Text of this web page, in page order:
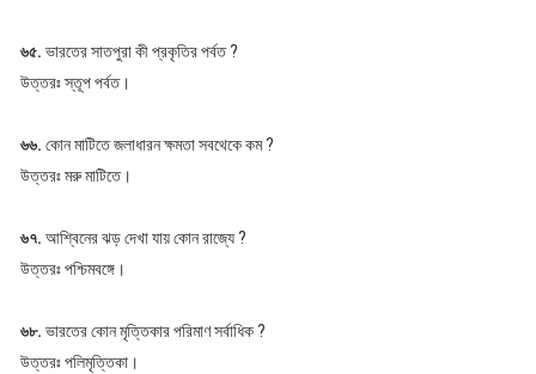
৬৫. ভারতের সাতপুরা কী প্রকৃতির পর্বত ?
উত্তরঃ স্তূপ পর্বত।
৬৬. কোন মাটিতে জলাধারন ক্ষমতা সবথেকে কম ?
উত্তরঃ মরু মাটিতে।
৬৭. আশ্বিনের ঝড় দেখা যায় কোন রাজ্যে ?
উত্তরঃ পশ্চিমবঙ্গে।
৬৮. ভারতের কোন মৃত্তিকার পরিমাণ সর্বাধিক ?
উত্তরঃ পলিমৃত্তিকা।